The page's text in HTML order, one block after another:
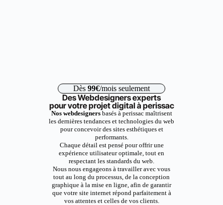
Dès 99€/mois seulement
Des Webdesigners experts
pour votre projet digital à perissac
Nos webdesignersbasés à perissac maîtrisent
les dernières tendances et technologies du web
pour concevoir des sites esthétiques et
performants.
Chaque détail est pensé pour offrir une
expérience utilisateur optimale, tout en
respectant les standards du web.
Nous nous engageons à travailler avec vous
tout au long du processus, de la conception
graphique à la mise en ligne, afin de garantir
que votre site internet répond parfaitement à
vos attentes et celles de vos clients.